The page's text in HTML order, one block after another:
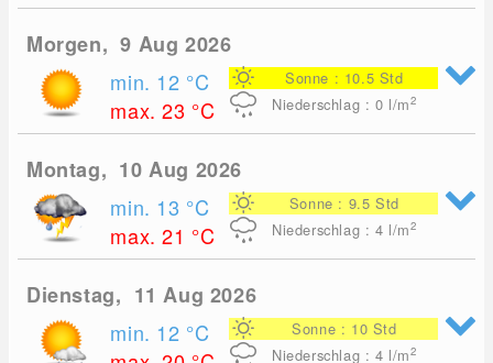
Morgen, 9 Aug 2026
min. 12 °C
max. 23 °C
Sonne : 10.5 Std
Niederschlag : 0 l/m2
Montag, 10 Aug 2026
min. 13 °C
max. 21 °C
Sonne : 9.5 Std
Niederschlag : 4 l/m2
Dienstag, 11 Aug 2026
min. 12 °C
Sonne : 10 Std
Niederschlag : 4 l/m2